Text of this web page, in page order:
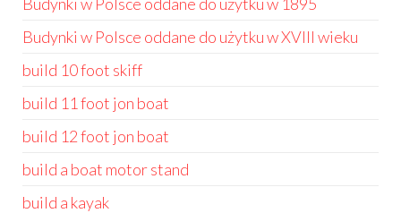
Budynki w Polsce oddane do użytku w XVIII wieku
build 10 foot skiff
build 11 foot jon boat
build 12 foot jon boat
build a boat motor stand
build a kayak